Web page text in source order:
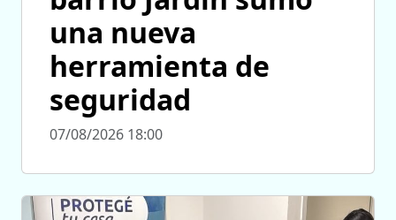
una nueva
herramienta de
seguridad
07/08/2026 18:00